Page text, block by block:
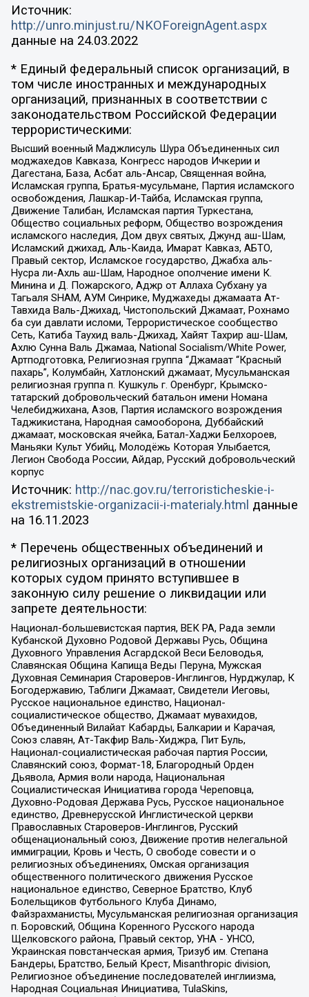
Источник:
http://unro.minjust.ru/NKOForeignAgent.aspx
данные на 24.03.2022
* Единый федеральный список организаций, в
том числе иностранных и международных
организаций, признанных в соответствии с
законодательством Российской Федерации
террористическими:
Высший военный Маджлисуль Шура Объединенных сил
моджахедов Кавказа, Конгресс народов Ичкерии и
Дагестана, База, Асбат аль-Ансар, Священная война,
Исламская группа, Братья-мусульмане, Партия исламского
освобождения, Лашкар-И-Тайба, Исламская группа,
Движение Талибан, Исламская партия Туркестана,
Общество социальных реформ, Общество возрождения
исламского наследия, Дом двух святых, Джунд аш-Шам,
Исламский джихад, Аль-Каида, Имарат Кавказ, АБТО,
Правый сектор, Исламское государство, Джабха аль-
Нусра ли-Ахль аш-Шам, Народное ополчение имени К.
Минина и Д. Пожарского, Аджр от Аллаха Субхану уа
Тагьаля SHAM, АУМ Синрике, Муджахеды джамаата Ат-
Тавхида Валь-Джихад, Чистопольский Джамаат, Рохнамо
ба суи давлати исломи, Террористическое сообщество
Сеть, Катиба Таухид валь-Джихад, Хайят Тахрир аш-Шам,
Ахлю Сунна Валь Джамаа, National Socialism/White Power,
Артподготовка, Религиозная группа “Джамаат “Красный
пахарь”, Колумбайн, Хатлонский джамаат, Мусульманская
религиозная группа п. Кушкуль г. Оренбург, Крымско-
татарский добровольческий батальон имени Номана
Челебиджихана, Азов, Партия исламского возрождения
Таджикистана, Народная самооборона, Дуббайский
джамаат, московская ячейка, Батал-Хаджи Белхороев,
Маньяки Культ Убийц, Молодёжь Которая Улыбается,
Легион Свобода России, Айдар, Русский добровольческий
корпус
Источник: http://nac.gov.ru/terroristicheskie-i-
ekstremistskie-organizacii-i-materialy.html данные
на 16.11.2023
* Перечень общественных объединений и
религиозных организаций в отношении
которых судом принято вступившее в
законную силу решение о ликвидации или
запрете деятельности:
Национал-большевистская партия, ВЕК РА, Рада земли
Кубанской Духовно Родовой Державы Русь, Община
Духовного Управления Асгардской Веси Беловодья,
Славянская Община Капища Веды Перуна, Мужская
Духовная Семинария Староверов-Инглингов, Нурджулар, К
Богодержавию, Таблиги Джамаат, Свидетели Иеговы,
Русское национальное единство, Национал-
социалистическое общество, Джамаат мувахидов,
Объединенный Вилайат Кабарды, Балкарии и Карачая,
Союз славян, Ат-Такфир Валь-Хиджра, Пит Буль,
Национал-социалистическая рабочая партия России,
Славянский союз, Формат-18, Благородный Орден
Дьявола, Армия воли народа, Национальная
Социалистическая Инициатива города Череповца,
Духовно-Родовая Держава Русь, Русское национальное
единство, Древнерусской Инглистической церкви
Православных Староверов-Инглингов, Русский
общенациональный союз, Движение против нелегальной
иммиграции, Кровь и Честь, О свободе совести и о
религиозных объединениях, Омская организация
общественного политического движения Русское
национальное единство, Северное Братство, Клуб
Болельщиков Футбольного Клуба Динамо,
Файзрахманисты, Мусульманская религиозная организация
п. Боровский, Община Коренного Русского народа
Щелковского района, Правый сектор, УНА - УНСО,
Украинская повстанческая армия, Тризуб им. Степана
Бандеры, Братство, Белый Крест, Misanthropic division,
Религиозное объединение последователей инглиизма,
Народная Социальная Инициатива, TulaSkins,